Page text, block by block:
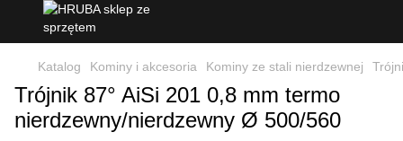
Katalog Kominy i akcesoria Kominy ze stali nierdzewnej
Trójnik 87° AiSi 201 0,8 mm termo
nierdzewny/nierdzewny Ø 500/560